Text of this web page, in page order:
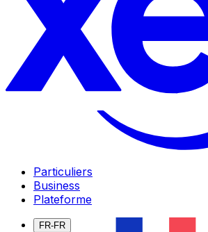
Particuliers
Business
Plateforme
FR-FR